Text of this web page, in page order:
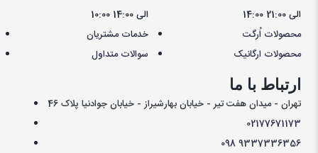
10:00 الی 14:00
14:00 الی 21:00
خدمات مشتریان
سوالات متداول
محصولات اُرگت
محصولات ارگانیک
ارتباط با ما
تهران - میدان هفت تیر - خیابان بهارشیراز - خیابان جوادنیا پلاک 46
02177671173
0989337336356